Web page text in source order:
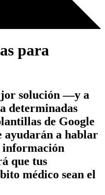
para
solución —y a
determinadas
de Google
ayudarán a hablar
información
que tus
médico sean el